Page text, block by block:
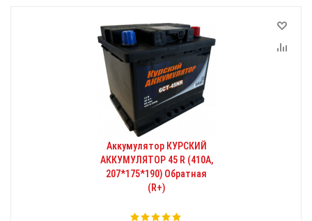
Аккумулятор КУРСКИЙ
АККУМУЛЯТОР 45 R (410A,
207*175*190) Обратная
(R+)